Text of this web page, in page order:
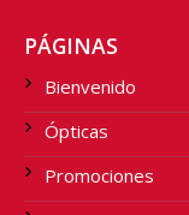
PÁGINAS
Bienvenido
Ópticas
Promociones